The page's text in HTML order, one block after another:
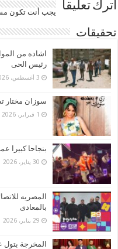
اترك تعليقاً يجب أنت تكون
تحقيقات
اشاده من
رئيس الحى
3 أغسطس، 2026
سوزان مختار
1 فبراير، 2026
بنجاحا كبيرا
30 يناير، 2026
المصريه
بالمعادى
29 يناير، 2026
المخرجة